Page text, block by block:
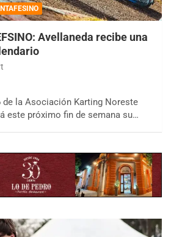
Avellaneda recibe una
de la Asociación Karting Noreste
este próximo fin de semana su…